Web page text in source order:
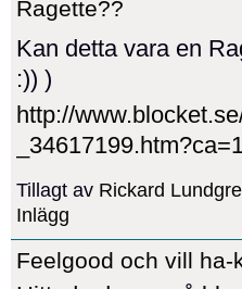
Ragette??
Kan detta vara en
:)) )
http://
Tillagt av Rickard
Inlägg
Feelgood och vill ha-